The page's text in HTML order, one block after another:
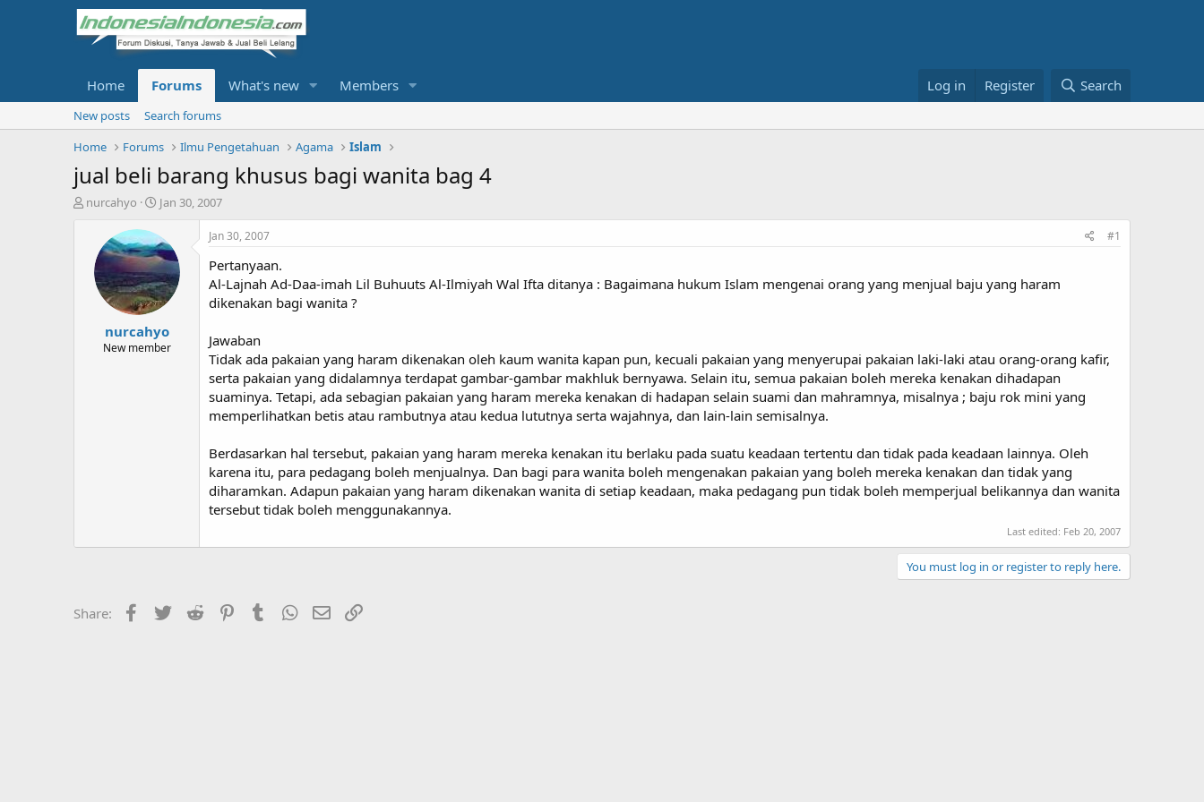
Home Forums What's new Members Log in Register Search
New posts
Search forums
Home
Forums Ilmu Pengetahuan Agama Islam
jual beli barang khusus bagi wanita bag 4
T
nurcahyo
S
a
r
t
d
a
t
e
Jan 30, 2007
nurcahyo
New member
Jan 30, 2007 #1
Pertanyaan.
Al-Lajnah Ad-Daa-imah Lil Buhuuts Al-Ilmiyah Wal Ifta ditanya : Bagaimana hukum Islam mengenai orang yang menjual baju yang haram
dikenakan bagi wanita ?
Jawaban
Tidak ada pakaian yang haram dikenakan oleh kaum wanita kapan pun, kecuali pakaian yang menyerupai pakaian laki-laki atau orang-orang kafir,
serta pakaian yang didalamnya terdapat gambar-gambar makhluk bernyawa. Selain itu, semua pakaian boleh mereka kenakan dihadapan
suaminya. Tetapi, ada sebagian pakaian yang haram mereka kenakan di hadapan selain suami dan mahramnya, misalnya ; baju rok mini yang
memperlihatkan betis atau rambutnya atau kedua lututnya serta wajahnya, dan lain-lain semisalnya.
Berdasarkan hal tersebut, pakaian yang haram mereka kenakan itu berlaku pada suatu keadaan tertentu dan tidak pada keadaan lainnya. Oleh
karena itu, para pedagang boleh menjualnya. Dan bagi para wanita boleh mengenakan pakaian yang boleh mereka kenakan dan tidak yang
diharamkan. Adapun pakaian yang haram dikenakan wanita di setiap keadaan, maka pedagang pun tidak boleh memperjual belikannya dan wanita
tersebut tidak boleh menggunakannya.
Last edited: Feb 20, 2007
You must log in or register to reply here.
Share: Facebook
Twitter Reddit PinterestTumblrWhatsApp
Email